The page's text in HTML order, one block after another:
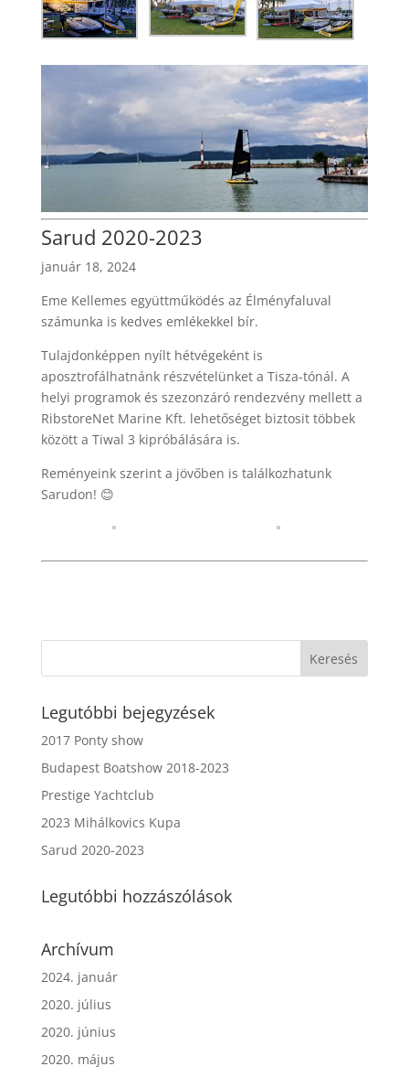
Sarud 2020-2023
január 18, 2024
Eme Kellemes együttműködés az Élményfaluval
számunka is kedves emlékekkel bír.
Tulajdonképpen nyílt hétvégeként is
aposztrofálhatnánk részvételünket a Tisza-tónál. A
helyi programok és szezonzáró rendezvény mellett a
RibstoreNet Marine Kft. lehetőséget biztosit többek
között a Tiwal 3 kipróbálására is.
Reményeink szerint a jövőben is találkozhatunk
Sarudon! 😊
Legutóbbi bejegyzések
2017 Ponty show
Budapest Boatshow 2018-2023
Prestige Yachtclub
2023 Mihálkovics Kupa
Sarud 2020-2023
Legutóbbi hozzászólások
Archívum
2024. január
2020. július
2020. június
2020. május